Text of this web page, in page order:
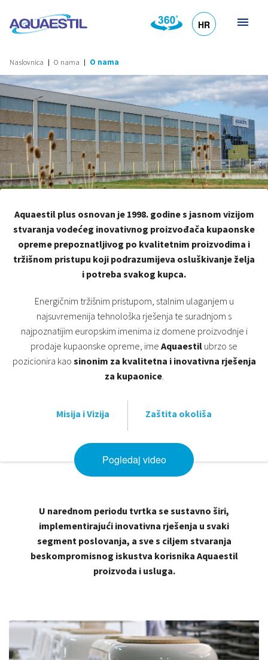
HR
Naslovnica O nama O nama
Aquaestil plus osnovan je 1998. godine s jasnom vizijom
stvaranja vodećeg inovativnog proizvođača kupaonske
opreme prepoznatljivog po kvalitetnim proizvodima i
tržišnom pristupu koji podrazumijeva osluškivanje želja
i potreba svakog kupca.
Energičnim tržišnim pristupom, stalnim ulaganjem u
najsuvremenija tehnološka rješenja te suradnjom s
najpoznatijim europskim imenima iz domene proizvodnje i
prodaje kupaonske opreme, ime Aquaestil ubrzo se
pozicionira kao sinonim za kvalitetna i inovativna rješenja
za kupaonice.
Misija i Vizija Zaštita okoliša
Pogledaj video
U narednom periodu tvrtka se sustavno širi,
implementirajući inovativna rješenja u svaki
segment poslovanja, a sve s ciljem stvaranja
beskompromisnog iskustva korisnika Aquaestil
proizvoda i usluga.